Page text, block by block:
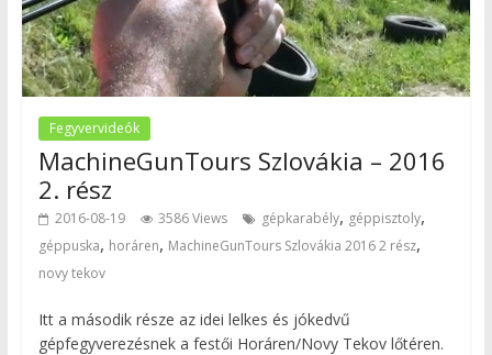
Fegyvervideók
MachineGunTours Szlovákia – 2016
2. rész
2016-08-19 3586 Views gépkarabély, géppisztoly,
géppuska, horáren, MachineGunTours Szlovákia 2016 2 rész,
novy tekov
Itt a második része az idei lelkes és jókedvű
gépfegyverezésnek a festői Horáren/Novy Tekov lőtéren.